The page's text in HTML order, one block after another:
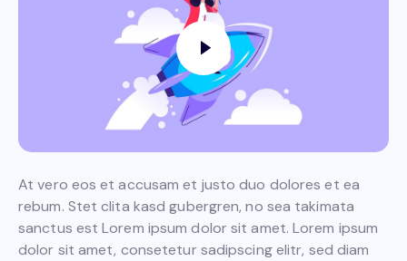
At vero eos et accusam et justo duo dolores et ea
rebum. Stet clita kasd gubergren, no sea takimata
sanctus est Lorem ipsum dolor sit amet. Lorem ipsum
dolor sit amet, consetetur sadipscing elitr, sed diam